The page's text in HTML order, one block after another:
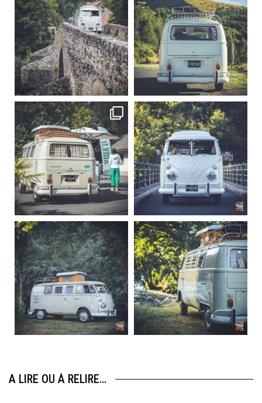
Sep 15
219
3
Sep 12
216
3
becombi
Sep 10
220
4
becombi
Aug 10
177
0
becombi
Aug 10
120
0
becombi
Aug 10
108
0
A LIRE OU À RELIRE…